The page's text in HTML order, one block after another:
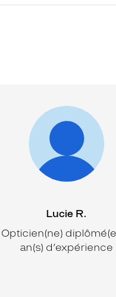
Lucie R.
Opticien(ne)
an(s) d’expérience